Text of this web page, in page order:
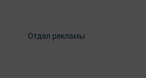
Отдел рекламы